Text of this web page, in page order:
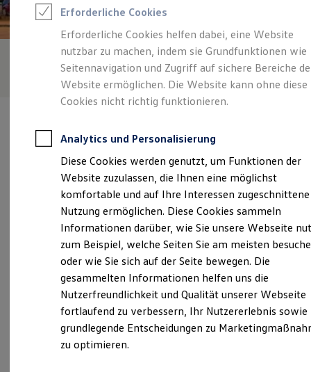
Rettungsdienste
ONE Business ID Vorteile
Fahrzeugsuche & Marktplatz
Fahrzeugsuche
Fahrzeuge online kaufen
Digitaler Marktplatz
Kauf & Finanzierung
Online-Fahrzeugbewertung
Für Privatkunden
Für Gewerbekunden
Profi Paket
TopDeal
Gebrauchtwagen
ProfiPartner für Gebrauchtwagen
Zertifizierte Gebrauchtwagen
Finanzierung
Für Privatkunden
Für Gewerbekunden
Leasing
Für Privatkunden
Für Gewerbekunden
Versicherungen & Garantien
Garantien
Kfz-Versicherung für Nutzfahrzeuge
Restschuldversicherung
Wartungsverträge
Verantwortlich für die Inhalte auf dieser Seite ist die Hahn
Automobile GmbH + Co. KG NL Wendlingen
Impressum & Rechtliches)
Wertstraße 15, 73240 Wendlingen
Montag-Freitag 07:00-18:00 Uhr
Samstag
Erforderliche Cookies
Erforderliche Cookies helfen dabei, eine Website
nutzbar zu machen, indem sie Grundfunktionen wie
Seitennavigation und Zugriff auf sichere Bereiche
Website ermöglichen. Die Website kann ohne diese
Cookies nicht richtig funktionieren.
Analytics und Personalisierung
Diese Cookies werden genutzt, um Funktionen der
Website zuzulassen, die Ihnen eine möglichst
komfortable und auf Ihre Interessen zugeschnittene
Nutzung ermöglichen. Diese Cookies sammeln
Informationen darüber, wie Sie unsere Webseite
zum Beispiel, welche Seiten Sie am meisten
oder wie Sie sich auf der Seite bewegen. Die
gesammelten Informationen helfen uns die
Nutzerfreundlichkeit und Qualität unserer Webseite
fortlaufend zu verbessern, Ihr Nutzererlebnis sowie
grundlegende Entscheidungen zu
zu optimieren.